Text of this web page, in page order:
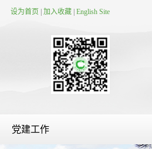
设为首页 加入收藏 English Site
党建工作